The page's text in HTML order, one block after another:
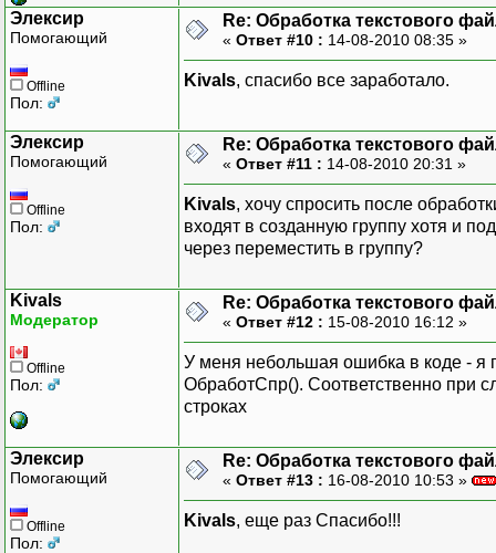
КонецПроцедуры
Элексир
Помогающий
Offline
Пол:
Re: Обработка текстового
« Ответ #10 : 14-08-2010 08:35 »
Kivals, спасибо все заработало.
Элексир
Помогающий
Offline
Пол:
Re: Обработка текстового
« Ответ #11 : 14-08-2010 20:31 »
Kivals, хочу спросить после
входят в созданную группу хотя и
через переместить в группу?
Kivals
Модератор
Offline
Пол:
Re: Обработка текстового
« Ответ #12 : 15-08-2010 16:12 »
У меня небольшая ошибка в коде - я
ОбработСпр(). Соответственно при
строках
Элексир
Помогающий
Offline
Пол:
Re: Обработка текстового
« Ответ #13 : 16-08-2010 10:53 »
Kivals, еще раз Спасибо!!!